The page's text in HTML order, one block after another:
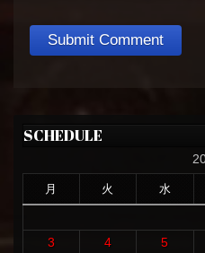
SCHEDULE
月 火 水
3
4 5